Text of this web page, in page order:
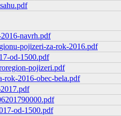
navrh.pdf
pojizeri-za-rok-2016.pdf
od-1500.pdf
pojizeri.pdf
rok-2016-obec-bela.pdf
od-1500.pdf